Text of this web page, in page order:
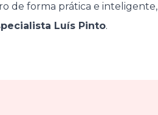
de forma prática e inteligente,
Luís Pinto.